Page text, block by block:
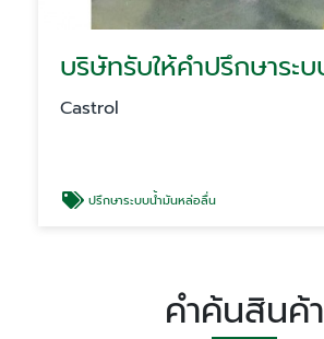
Castrol
ปรึกษาระบบน้ำมันหล่อลื่น
คำค้นสินค้า